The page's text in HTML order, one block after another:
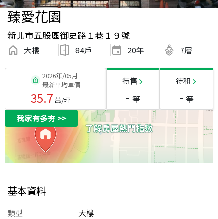
臻愛花園
新北市五股區御史路１巷１９號
大樓 84戶 20年 7層
2026年/05月
最新平均單價
35.7 萬/坪
待售
- 筆
待租
- 筆
我家有多夯>>
基本資料
類型
大樓